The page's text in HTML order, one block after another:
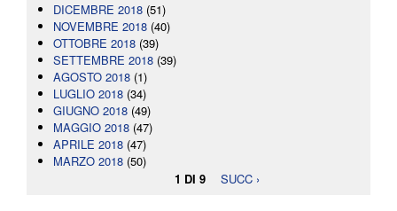
DICEMBRE 2018 (51)
NOVEMBRE 2018 (40)
OTTOBRE 2018 (39)
SETTEMBRE 2018 (39)
AGOSTO 2018 (1)
LUGLIO 2018 (34)
GIUGNO 2018 (49)
MAGGIO 2018 (47)
APRILE 2018 (47)
MARZO 2018 (50)
1 DI 9
SUCC ›